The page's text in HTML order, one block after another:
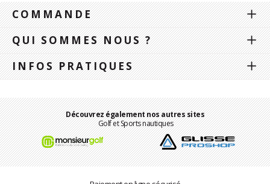
COMMANDE
QUI SOMMES NOUS ?
INFOS PRATIQUES
Découvrez également nos autres sites
Golf et Sports nautiques